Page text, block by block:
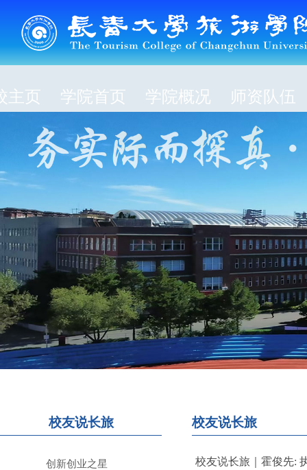
主页 学院首页 学院概况 师资队伍
校友说长旅
创新创业之星
校友说长旅
校友说长旅｜霍俊先: